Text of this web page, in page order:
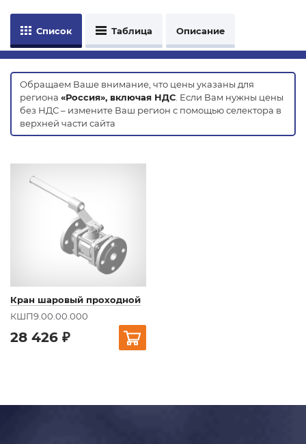
Список Таблица Описание
Обращаем Ваше внимание, что цены указаны для
региона «Россия», включая НДС . Если Вам нужны цены
без НДС – измените Ваш регион с помощью селектора в
верхней части сайта
Кран шаровый проходной
КШП9.00.00.000
28 426 ₽